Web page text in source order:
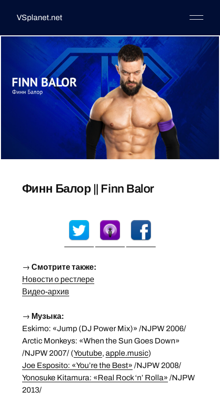
VSplanet.net
Финн Балор || Finn Balor
→ Смотрите также:
Новости о рестлере
Видео-архив
→ Музыка:
Eskimo: «Jump (DJ Power Mix)» /NJPW 2006/
Arctic Monkeys: «When the Sun Goes Down»
/NJPW 2007/ (Youtube, apple.music)
Joe Esposito: «You’re the Best» /NJPW 2008/
Yonosuke Kitamura: «Real Rock ‘n’ Rolla» /NJPW
2013/